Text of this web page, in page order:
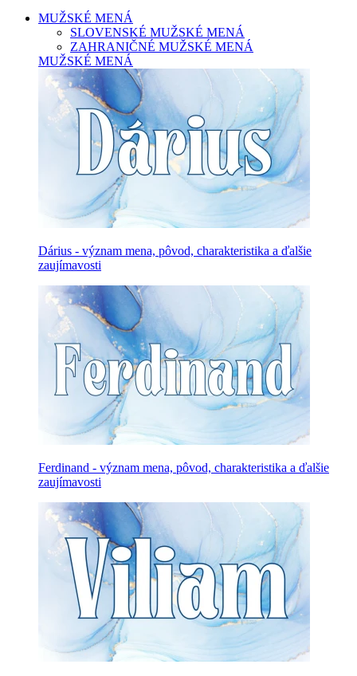
MUŽSKÉ MENÁ
SLOVENSKÉ MUŽSKÉ MENÁ
ZAHRANIČNÉ MUŽSKÉ MENÁ
MUŽSKÉ MENÁ
Dárius - význam mena, pôvod, charakteristika a ďalšie
zaujímavosti
Ferdinand - význam mena, pôvod, charakteristika a ďalšie
zaujímavosti